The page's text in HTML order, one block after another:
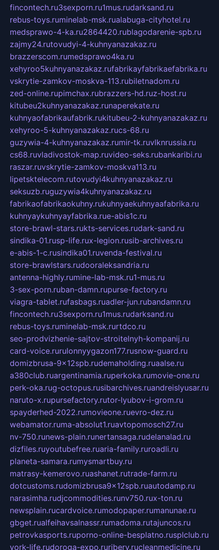
fincontech.ru3sexporn.ru1mus.rudarksand.ru
rebus-toys.ruminelab-msk.rualabuga-cityhotel.ru
medsprawo-4-ka.ru2864420.rublagodarenie-spb.ru
zajmy24.rutovudyi-4-kuhnyanazakaz.ru
brazzerscom.rumedsprawo4ka.ru
xehyroo5kuhnyanazakaz.rufabrikayfabrikaefabrika.ru
vskrytie-zamkov-moskva-113.rubiletnadom.ru
zed-online.rupimchax.rubrazzers-hd.ruz-host.ru
kitubeu2kuhnyanazakaz.runaperekate.ru
kuhnyaofabrikaufabrik.rukitubeu-2-kuhnyanazakaz.ru
xehyroo-5-kuhnyanazakaz.rucs-68.ru
guzywia-4-kuhnyanazakaz.rumir-tk.ruvlknrussia.ru
cs68.ruvladivostok-map.ruvideo-seks.rubankaribi.ru
raszar.ruvskrytie-zamkov-moskva113.ru
lipetsktelecom.rutovudyi4kuhnyanazakaz.ru
seksuzb.ruguzywia4kuhnyanazakaz.ru
fabrikaofabrikaokuhny.rukuhnyaekuhnyaafabrika.ru
kuhnyaykuhnyayfabrika.rue-abis1c.ru
store-brawl-stars.rukts-services.rudark-sand.ru
sindika-01.rusp-life.rux-legion.rusib-archives.ru
e-abis-1-c.rusindika01.ruvenda-festival.ru
store-brawlstars.rudooraleksandria.ru
antenna-highly.rumine-lab-msk.ru1-mus.ru
3-sex-porn.ruban-damn.rupurse-factory.ru
viagra-tablet.rufasbags.ruadler-jun.rubandamn.ru
fincontech.ru3sexporn.ru1mus.rudarksand.ru
rebus-toys.ruminelab-msk.rurtdco.ru
seo-prodvizhenie-sajtov-stroitelnyh-kompanij.ru
card-voice.rurulonnyygazon177.rusnow-guard.ru
domizbrusa-9x12spb.rudemaholding.ruaalse.ru
a380club.ruargentinamia.ruperkoka.rumovie-one.ru
perk-oka.rug-octopus.rusibarchives.ruandreislyusar.ru
naruto-x.rupursefactory.rutor-lyubov-i-grom.ru
spayderhed-2022.rumovieone.ruevro-dez.ru
webamator.ruma-absolut1.ruavtopomosch27.ru
nv-750.runews-plain.runertansaga.rudelanalad.ru
dizfiles.ruyoutubefree.ruaria-family.ruroadli.ru
planeta-samara.rumysmartbuy.ru
matrasy-kemerovo.ruashanet.rutrade-farm.ru
dotcustoms.rudomizbrusa9x12spb.ruautodamp.ru
narasimha.rudjcommodities.runv750.rux-ton.ru
newsplain.rucardvoice.rumodopaper.rumanunae.ru
gbget.rualfeihavsalnassr.rumadoma.rutajuncos.ru
petrovkasports.ruporno-online-besplatno.rusplclub.ru
york-life.rudoroga-expo.ruribery.rucleanmedicine.ru